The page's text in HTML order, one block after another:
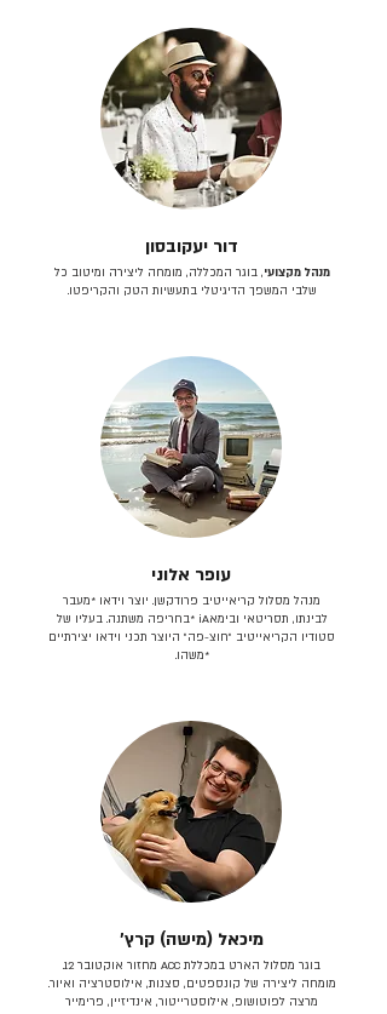
דור יעקובסון
מנהל מקצועי, בוגר המכללה, מומחה ליצירה ומיטוב כל
שלבי המשפך הדיגיטלי בתעשיות הטק והקריפטו.
עופר אלוני
מנהל מסלול קריאייטיב פרודקשן. יוצר וידאו *מעבר
לבינתו, תסריטאי וב​ימאiA‎ *בחריפה משתנה. בעליו של
סטודיו הקריאייטיב ״חוצ-פה״ היוצר תכני וידאו יצירתיים
*משהו.
מיכאל (מישה) קרץ׳
בוגר מסלול הארט במכללת ACC מחזור אוקטובר 12.
מומחה ליצירה של קונספטים, סצנות, אילוסטרציה ואיור.
מרצה לפוטושופ, אילוסטרייטור, אינדיזיין, פרימייר